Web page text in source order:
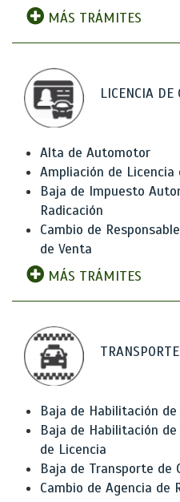
MÁS TRÁMITES
LICENCIA DE
Alta de Automotor
Ampliación de Licencia
Baja de Impuesto
Radicación
Cambio de
de Venta
MÁS TRÁMITES
Baja de Habilitación
Baja de Habilitación
de Licencia
Baja de Transporte de
Cambio de Agencia de